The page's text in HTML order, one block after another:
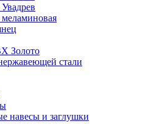
Золото
стали
навесы и заглушки